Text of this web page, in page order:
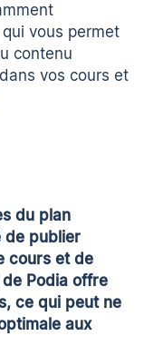
vous permet
contenu
vos cours et
du plan
de publier
cours et de
Podia offre
ce qui peut ne
aux